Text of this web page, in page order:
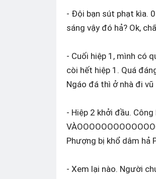
- Đội bạn sút phạt kìa.
sáng vậy đó hả? Ok,
- Cuối hiệp 1, mình có
còi hết hiệp 1. Quá
Ngáo đá thì ở nhà đi
- Hiệp 2 khởi đầu.
Phượng bị khổ dâm hả
- Xem lại nào. Người